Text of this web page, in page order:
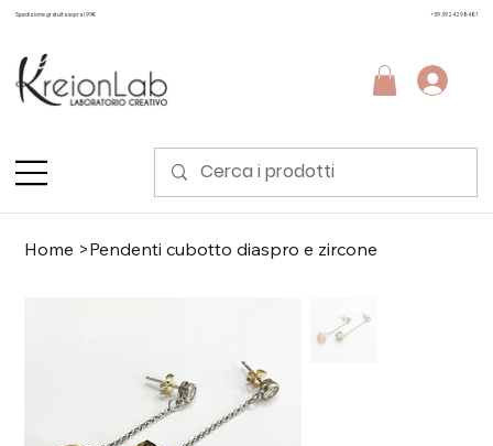
Spedizione gratuita sopra i 99€ +39 3924298481
Home >Pendenti cubotto diaspro e zircone